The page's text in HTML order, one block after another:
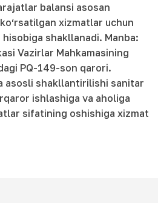
balansi asosan
xizmatlar uchun
shakllanadi. Manba:
Vazirlar Mahkamasining
PQ-149-son qarori.
asosli shakllantirilishi sanitar
ishlashiga va aholiga
sifatining oshishiga xizmat